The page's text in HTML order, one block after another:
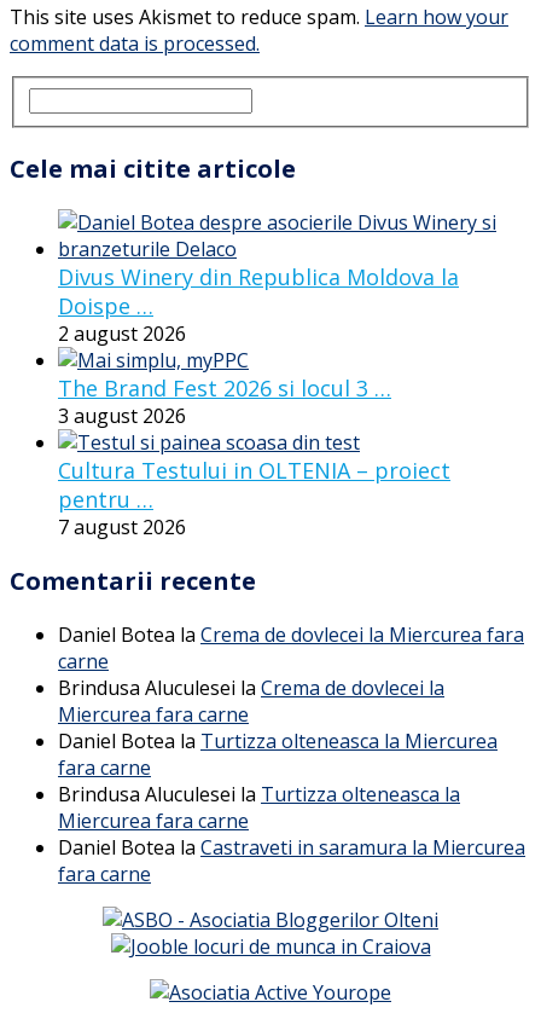
This site uses Akismet to reduce spam. Learn how your
comment data is processed.
Cele mai citite articole
Divus Winery din Republica Moldova la
Doispe …
2 august 2026
The Brand Fest 2026 si locul 3 …
3 august 2026
Cultura Testului in OLTENIA – proiect
pentru …
7 august 2026
Comentarii recente
Daniel Botea la Crema de dovlecei la Miercurea fara
carne
Brindusa Aluculesei la Crema de dovlecei la
Miercurea fara carne
Daniel Botea la Turtizza olteneasca la Miercurea
fara carne
Brindusa Aluculesei la Turtizza olteneasca la
Miercurea fara carne
Daniel Botea la Castraveti in saramura la Miercurea
fara carne